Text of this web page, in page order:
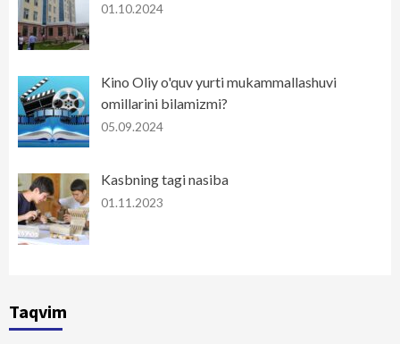
01.10.2024
Kino Oliy o'quv yurti mukammallashuvi
omillarini bilamizmi?
05.09.2024
Kasbning tagi nasiba
01.11.2023
Taqvim